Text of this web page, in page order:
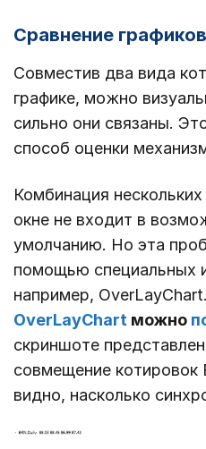
Сравнение графиков
Совместив два вида
графике, можно
сильно они связаны.
способ оценки
Комбинация
окне не входит в
умолчанию. Но эта
помощью специальных
например, OverLayChart.
OverLayChart можно
скриншоте
совмещение котировок
видно, насколько